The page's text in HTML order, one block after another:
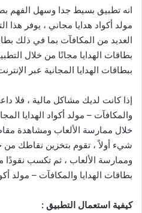
انه تطبيق بسيط جدا وسهل الفهم
مولد أكواد هدايا مجاني ، يوفر
العديد من المكافآت بما في ذلك
بطاقات الهدايا مجانًا من خلال
ببطاقات الهدايا المجانية عبر
إذا كانت لديك مشاكل مالية ، فلا
والمكافآت – مولد أكواد الهدايا
خلال ممارسة الألعاب ومشاهدة
شيء أولاً ، تقوم بتخزين نقاطك من
وممارسة الألعاب ، ثم تكسب
بطاقات الهدايا والمكافآت – مولد
كيفية استعمال التطبيق :